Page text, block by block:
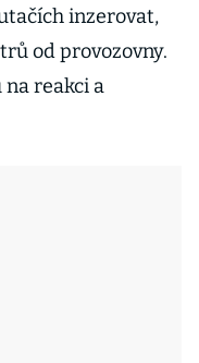
inzerovat,
od provozovny.
reakci a